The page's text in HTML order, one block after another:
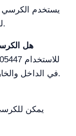
يستخدم الكرسي
له بالصعود والهبوط على السلالم بسهولة.
هل
في الداخل والخارج، مما يجعله متعدد الاستخدامات للغاية.